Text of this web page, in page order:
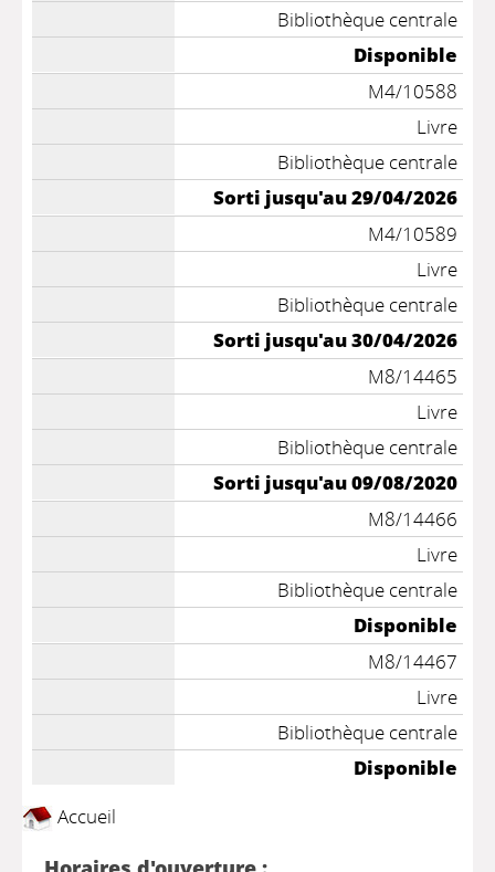
Bibliothèque centrale
Disponible
M4/10588
Livre
Bibliothèque centrale
Sorti jusqu'au 29/04/2026
M4/10589
Livre
Bibliothèque centrale
Sorti jusqu'au 30/04/2026
M8/14465
Livre
Bibliothèque centrale
Sorti jusqu'au 09/08/2020
M8/14466
Livre
Bibliothèque centrale
Disponible
M8/14467
Livre
Bibliothèque centrale
Disponible
Accueil